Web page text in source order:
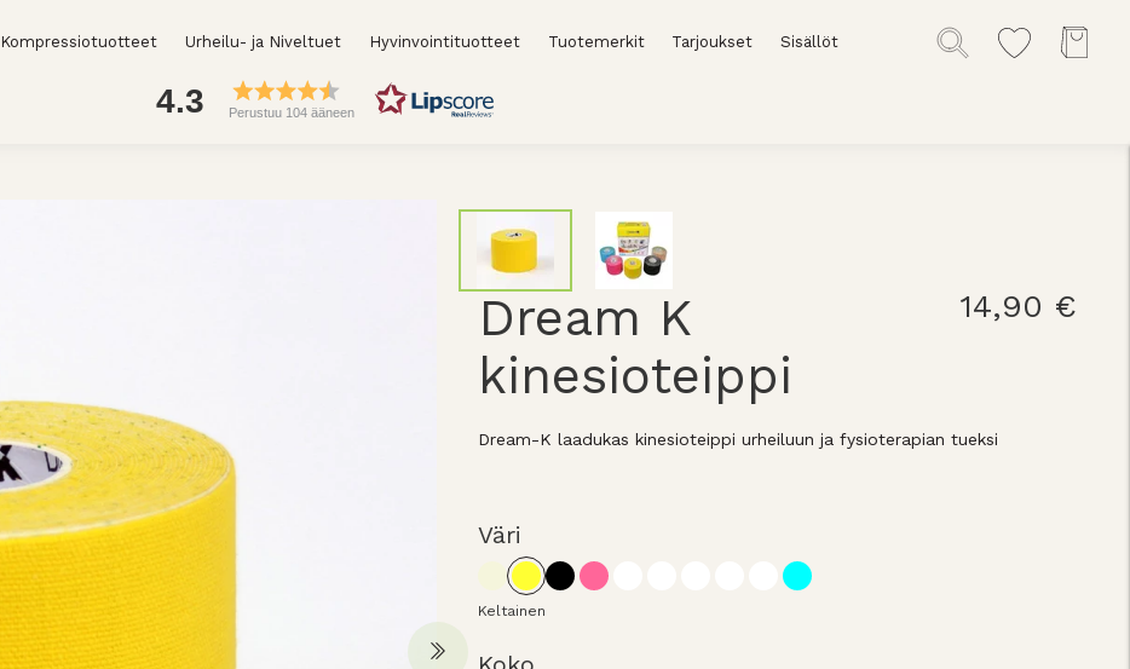
Kompressiotuotteet Urheilu- ja Niveltuet Hyvinvointituotteet Tuotemerkit Tarjoukset Sisällöt
4.3 Perustuu 104 ääneen
Dream K
kinesioteippi
14,90 €
Dream-K laadukas kinesioteippi urheiluun ja fysioterapian tueksi
Väri
Keltainen